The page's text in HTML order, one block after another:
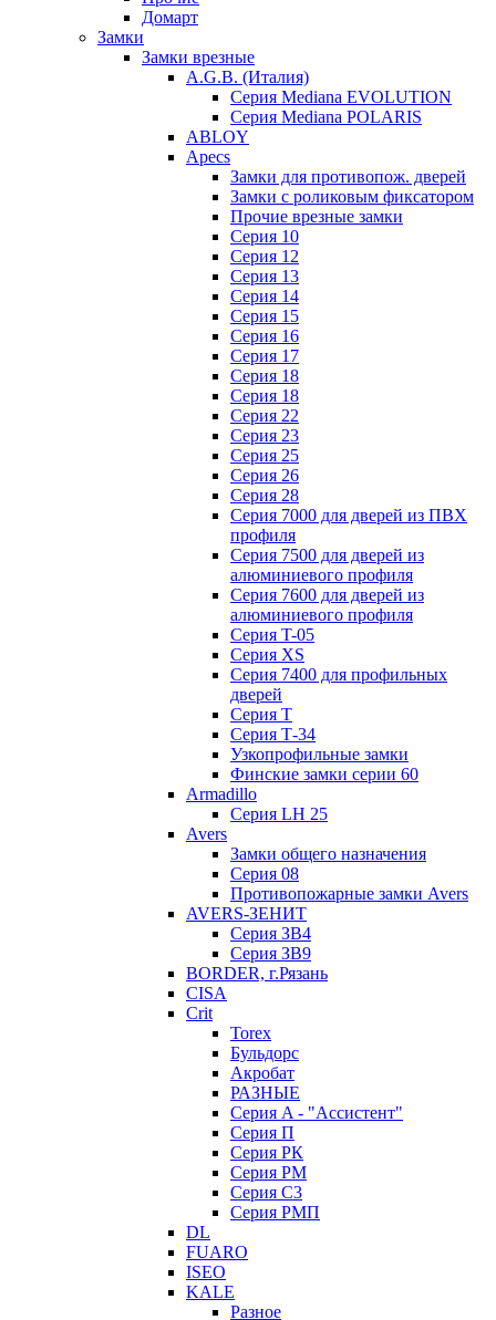
Домарт
Замки
Замки врезные
A.G.B. (Италия)
Серия Mediana EVOLUTION
Серия Mediana POLARIS
ABLOY
Apecs
Замки для противопож. дверей
Замки с роликовым фиксатором
Прочие врезные замки
Серия 10
Серия 12
Серия 13
Серия 14
Серия 15
Серия 16
Серия 17
Серия 18
Серия 18
Серия 22
Серия 23
Серия 25
Серия 26
Серия 28
Серия 7000 для дверей из ПВХ
профиля
Серия 7500 для дверей из
алюминиевого профиля
Серия 7600 для дверей из
алюминиевого профиля
Серия T-05
Серия XS
Серия 7400 для профильных
дверей
Серия Т
Серия Т-34
Узкопрофильные замки
Финские замки серии 60
Armadillo
Серия LH 25
Avers
Замки общего назначения
Серия 08
Противопожарные замки Avers
AVERS-ЗЕНИТ
Серия ЗВ4
Серия ЗВ9
BORDER, г.Рязань
CISA
Crit
Torex
Бульдорс
Акробат
РАЗНЫЕ
Серия A - "Ассистент"
Серия П
Серия РК
Серия РМ
Серия С3
Серия РМП
DL
FUARO
ISEO
KALE
Разное